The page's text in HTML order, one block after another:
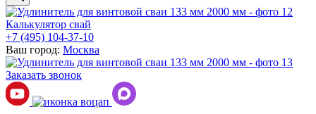
Калькулятор свай
+7 (495) 104-37-10
Ваш город: Москва
Заказать звонок